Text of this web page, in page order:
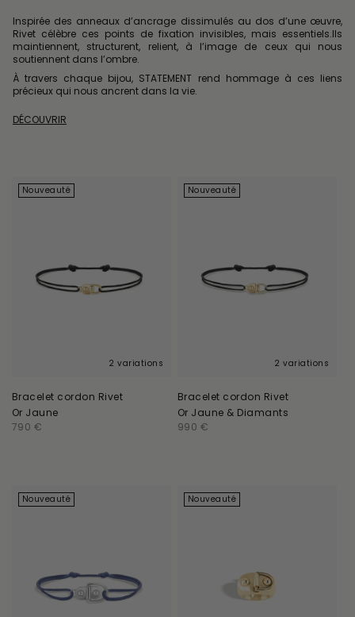
Inspirée des anneaux d’ancrage dissimulés au dos d’une œuvre,
Rivet célèbre ces points de fixation invisibles, mais essentiels.Ils
maintiennent, structurent, relient, à l’image de ceux qui nous
soutiennent dans l’ombre.
À travers chaque bijou, STATEMENT rend hommage à ces liens
précieux qui nous ancrent dans la vie.
DÉCOUVRIR
Nouveauté
2 variations
Bracelet cordon Rivet
Or Jaune
Prix
790 €
Nouveauté
2 variations
Bracelet cordon Rivet
Or Jaune & Diamants
Prix
990 €
Nouveauté Nouveauté